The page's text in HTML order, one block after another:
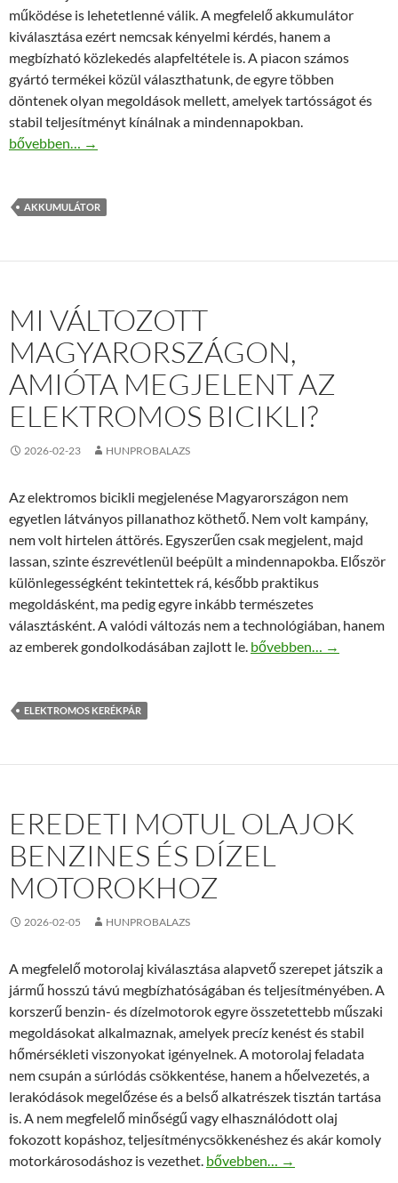
működése is lehetetlenné válik. A megfelelő akkumulátor
kiválasztása ezért nemcsak kényelmi kérdés, hanem a
megbízható közlekedés alapfeltétele is. A piacon számos
gyártó termékei közül választhatunk, de egyre többen
döntenek olyan megoldások mellett, amelyek tartósságot és
stabil teljesítményt kínálnak a mindennapokban.
Jász-Plasztik akkumulátorok előnyei: Stabil indítás és hosszú
bővebben… →
AKKUMULÁTOR
MI VÁLTOZOTT
MAGYARORSZÁGON,
AMIÓTA MEGJELENT AZ
ELEKTROMOS BICIKLI?
2026-02-23 HUNPROBALAZS
Az elektromos bicikli megjelenése Magyarországon nem
egyetlen látványos pillanathoz köthető. Nem volt kampány,
nem volt hirtelen áttörés. Egyszerűen csak megjelent, majd
lassan, szinte észrevétlenül beépült a mindennapokba. Először
különlegességként tekintettek rá, később praktikus
megoldásként, ma pedig egyre inkább természetes
választásként. A valódi változás nem a technológiában, hanem
az emberek gondolkodásában zajlott le. Mi változott
bővebben… →
ELEKTROMOS KERÉKPÁR
EREDETI MOTUL OLAJOK
BENZINES ÉS DÍZEL
MOTOROKHOZ
2026-02-05 HUNPROBALAZS
A megfelelő motorolaj kiválasztása alapvető szerepet játszik a
jármű hosszú távú megbízhatóságában és teljesítményében. A
korszerű benzin- és dízelmotorok egyre összetettebb műszaki
megoldásokat alkalmaznak, amelyek precíz kenést és stabil
hőmérsékleti viszonyokat igényelnek. A motorolaj feladata
nem csupán a súrlódás csökkentése, hanem a hőelvezetés, a
lerakódások megelőzése és a belső alkatrészek tisztán tartása
is. A nem megfelelő minőségű vagy elhasználódott olaj
fokozott kopáshoz, teljesítménycsökkenéshez és akár komoly
motorkárosodáshoz is vezethet. Eredeti Motul olajok benzines
bővebben… →